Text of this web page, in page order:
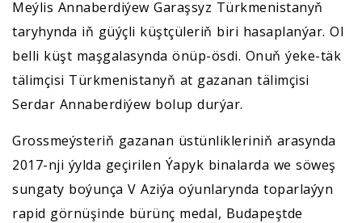
Meýlis Annaberdiýew Garaşsyz Türkmenistanyň
taryhynda iň güýçli küştçüleriň biri hasaplanýar. Ol
belli küşt maşgalasynda önüp-ösdi. Onuň ýeke-täk
tälimçisi Türkmenistanyň at gazanan tälimçisi
Serdar Annaberdiýew bolup durýar.
Grossmeýsteriň gazanan üstünlikleriniň arasynda
2017-nji ýylda geçirilen Ýapyk binalarda we söweş
sungaty boýunça V Aziýa oýunlarynda toparlaýyn
rapid görnüşinde bürünç medal, Budapeştde